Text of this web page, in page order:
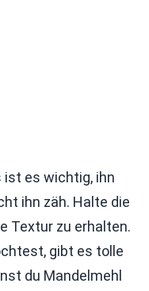
ist es wichtig, ihn
ihn zäh. Halte die
Textur zu erhalten.
gibt es tolle
du Mandelmehl